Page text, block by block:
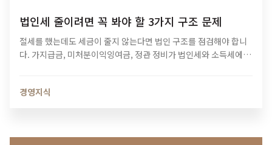
법인세 줄이려면 꼭 봐야 할 3가지 구조 문제
절세를 했는데도 세금이 줄지 않는다면 법인 구조를 점검해야 합니
다. 가지급금, 미처분이익잉여금, 정관 정비가 법인세와 소득세에 미
경영지식